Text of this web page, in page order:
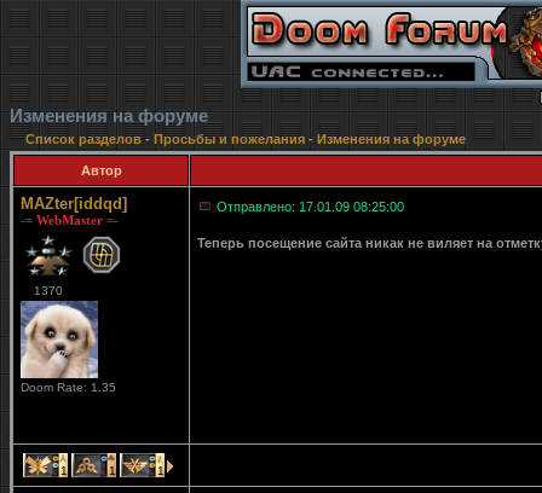
Изменения на форуме
Список разделов- Просьбы и пожелания - Изменения на форуме
Автор
MAZter[iddqd]
-= WebMaster =-
1370
Doom Rate: 1.35
Отправлено: 17.01.09 08:25:00
Теперь посещение сайта никак не виляет на
1 1 1